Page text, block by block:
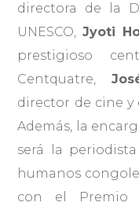
directora de la
UNESCO,Jyoti
prestigioso
Centquatre,
director de cine y
Además, la
será la
humanos
con el Premio